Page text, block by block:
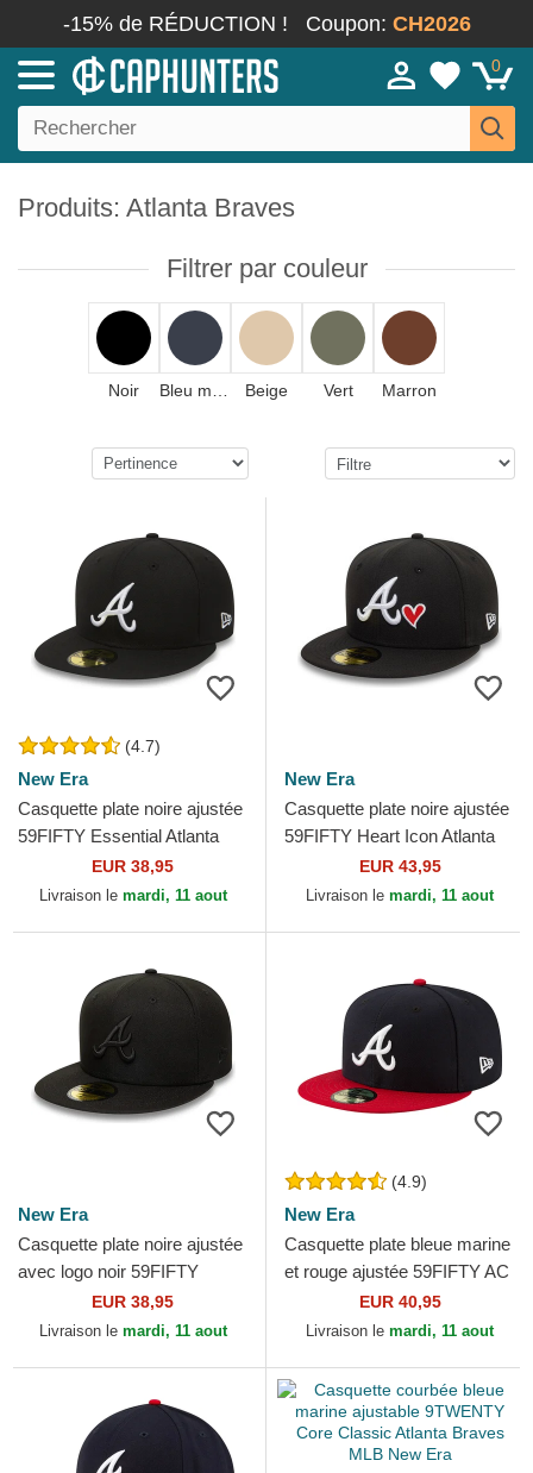
-15% de RÉDUCTION ! Coupon: CH2026
0
Produits: Atlanta Braves
Filtrer par couleur
Noir Beige Vert Marron
(4.7)
New Era
Casquette plate noire ajustée
59FIFTY Essential Atlanta
Braves MLB New Era
EUR 38,95
Livraison le mardi, 11 aout
New Era
Casquette plate noire ajustée
59FIFTY Heart Icon Atlanta
Braves MLB New Era
EUR 43,95
Livraison le mardi, 11 aout
New Era
Casquette plate noire ajustée
avec logo noir 59FIFTY
Atlanta Braves MLB New Era
EUR 38,95
Livraison le mardi, 11 aout
(4.9)
New Era
Casquette plate bleue marine
et rouge ajustée 59FIFTY AC
Perf Atlanta Braves MLB
New Era
EUR 40,95
Livraison le mardi, 11 aout